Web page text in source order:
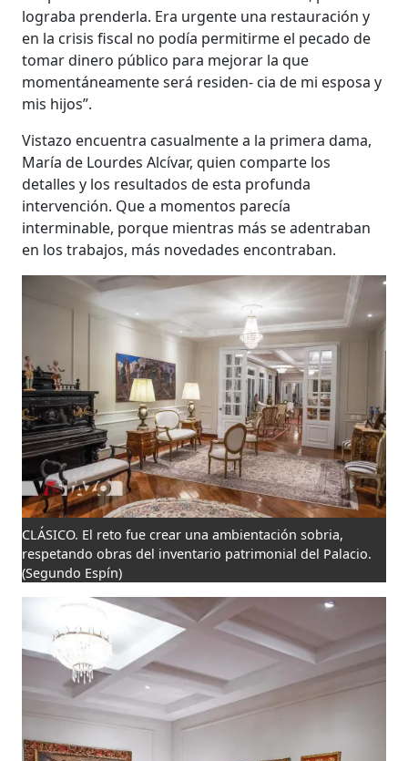
lograba prenderla. Era urgente una restauración y
en la crisis fiscal no podía permitirme el pecado de
tomar dinero público para mejorar la que
momentáneamente será residen- cia de mi esposa y
mis hijos”.
Vistazo encuentra casualmente a la primera dama,
María de Lourdes Alcívar, quien comparte los
detalles y los resultados de esta profunda
intervención. Que a momentos parecía
interminable, porque mientras más se adentraban
en los trabajos, más novedades encontraban.
CLÁSICO. El reto fue crear una ambientación sobria,
respetando obras del inventario patrimonial del Palacio.
(Segundo Espín)